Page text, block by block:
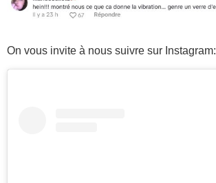
On vous invite à nous suivre sur Instagram: